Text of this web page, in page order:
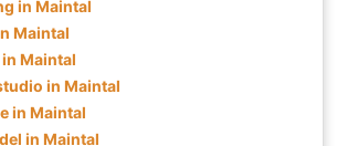
in Maintal
Maintal
Maintal
in Maintal
in Maintal
in Maintal